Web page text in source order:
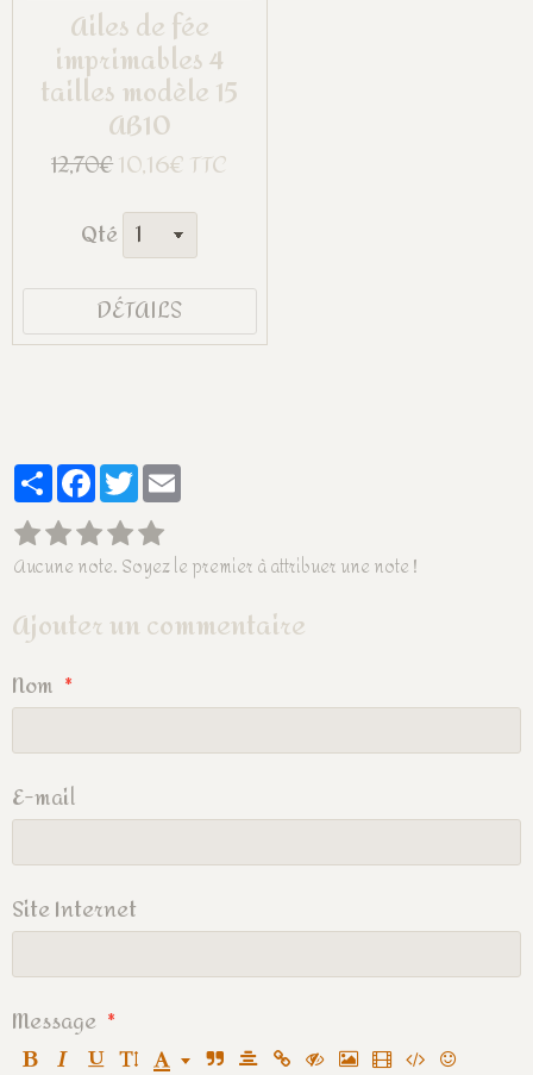
Ailes de fée
imprimables 4
tailles modèle 15
AB10
12,70€10,16€ TTC
Qté
DÉTAILS
PartagerFacebook
Twitter
Aucune note. Soyez le premier à attribuer une note !
Ajouter un commentaire
Nom
E-mail
Site Internet
Message